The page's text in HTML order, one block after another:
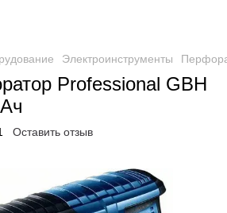
Электроинструменты
Professional GBH
Оставить отзыв